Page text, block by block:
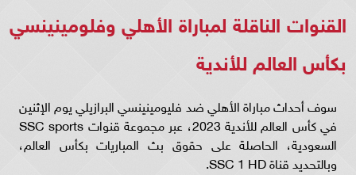
القنوات الناقلة لمباراة الأهلي وفلومينينسي
بكأس العالم للأندية
سوف أحداث مباراة الأهلي ضد فليومينينسي البرازيلي يوم الإثنين
في كأس العالم للأندية 2023، عبر مجموعة قنوات SSC sports
السعودية، الحاصلة على حقوق بث المباريات بكأس العالم،
وبالتحديد قناة SSC 1 HD.